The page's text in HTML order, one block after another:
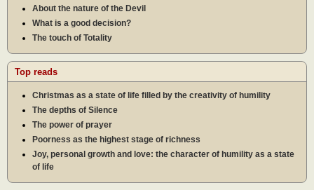
About the nature of the Devil
What is a good decision?
The touch of Totality
Top reads
Christmas as a state of life filled by the creativity of humility
The depths of Silence
The power of prayer
Poorness as the highest stage of richness
Joy, personal growth and love: the character of humility as a state
of life